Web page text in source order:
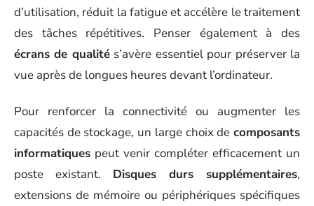
d’utilisation, réduit la fatigue et accélère le traitement
des tâches répétitives. Penser également à des
écrans de qualités’avère essentiel pour préserver la
vue après de longues heures devant l’ordinateur.
Pour renforcer la connectivité ou augmenter les
capacités de stockage, un large choix de composants
informatiques peut venir compléter efficacement un
poste existant. Disques durs supplémentaires,
extensions de mémoire ou périphériques spécifiques